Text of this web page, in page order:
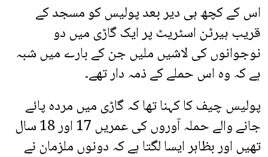
اس کے کچھ ہی دیر بعد پولیس کو مسجد کے
قریب ہیرٹن اسٹریٹ پر ایک گاڑی میں دو
نوجوانوں کی لاشیں ملیں جن کے بارے میں شبہ
ہے کہ وہ اس حملے کے ذمہ دار تھے۔
پولیس چیف کا کہنا تھا کہ گاڑی میں مردہ پائے
جانے والے حملہ آوروں کی عمریں 17 اور 18 سال
تھیں اور بظاہر ایسا لگتا ہے کہ دونوں ملزمان نے